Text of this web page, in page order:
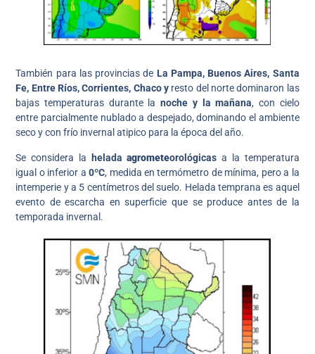
También para las provincias de La Pampa, Buenos Aires, Santa
Fe, Entre Ríos, Corrientes, Chaco y resto del norte dominaron las
bajas temperaturas durante lanoche y la mañana, con cielo
entre parcialmente nublado a despejado, dominando el ambiente
seco y con frío invernal atipico para la época del año.
Se considera la heladaagrometeorológicasa la temperatura
igual o inferior a 0ºC, medida en termómetro de mínima, pero a la
intemperie y a 5 centímetros del suelo. Helada temprana es aquel
evento de escarcha en superficie que se produce antes de la
temporada invernal.